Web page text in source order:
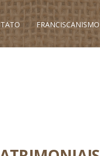
FRANCISCANISMO